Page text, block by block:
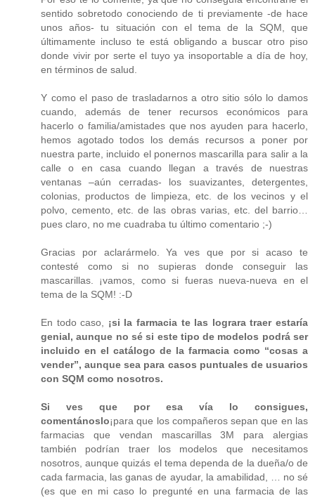
sentido sobretodo conociendo de ti previamente -de hace
unos años- tu situación con el tema de la SQM, que
últimamente incluso te está obligando a buscar otro piso
donde vivir por serte el tuyo ya insoportable a día de hoy,
en términos de salud.
Y como el paso de trasladarnos a otro sitio sólo lo damos
cuando, además de tener recursos económicos para
hacerlo o familia/amistades que nos ayuden para hacerlo,
hemos agotado todos los demás recursos a poner por
nuestra parte, incluido el ponernos mascarilla para salir a la
calle o en casa cuando llegan a través de nuestras
ventanas –aún cerradas- los suavizantes, detergentes,
colonias, productos de limpieza, etc. de los vecinos y el
polvo, cemento, etc. de las obras varias, etc. del barrio…
pues claro, no me cuadraba tu último comentario ;-)
Gracias por aclarármelo. Ya ves que por si acaso te
contesté como si no supieras donde conseguir las
mascarillas. ¡vamos, como si fueras nueva-nueva en el
tema de la SQM! :-D
En todo caso, ¡si la farmacia te las lograra traer estaría
genial, aunque no sé si este tipo de modelos podrá ser
incluido en el catálogo de la farmacia como “cosas a
vender”, aunque sea para casos puntuales de usuarios
con SQM como nosotros.
Si ves que por esa vía lo consigues,
comentánoslo¡para que los compañeros sepan que en las
farmacias que vendan mascarillas 3M para alergias
también podrían traer los modelos que necesitamos
nosotros, aunque quizás el tema dependa de la dueña/o de
cada farmacia, las ganas de ayudar, la amabilidad, … no sé
(es que en mi caso lo pregunté en una farmacia de las